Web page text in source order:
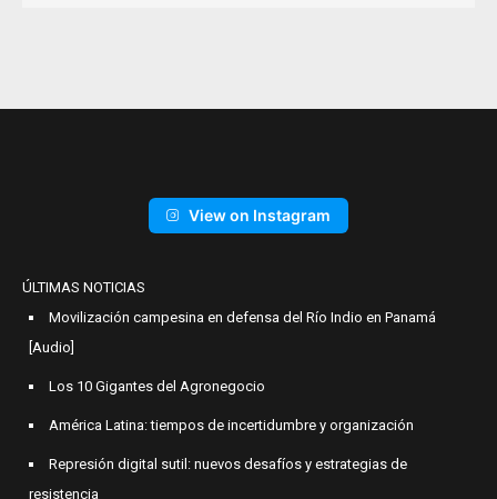
View on Instagram
ÚLTIMAS NOTICIAS
Movilización campesina en defensa del Río Indio en Panamá
[Audio]
Los 10 Gigantes del Agronegocio
América Latina: tiempos de incertidumbre y organización
Represión digital sutil: nuevos desafíos y estrategias de
resistencia